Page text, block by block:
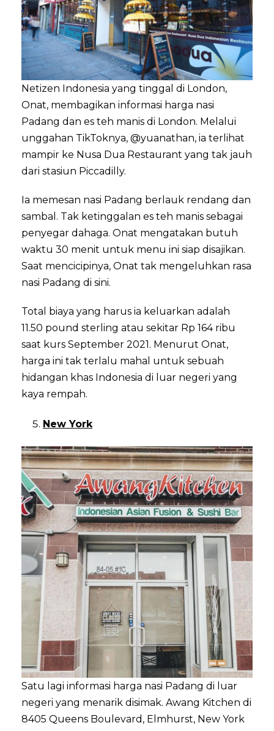
Netizen Indonesia yang tinggal di London,
Onat, membagikan informasi harga nasi
Padang dan es teh manis di London. Melalui
unggahan TikToknya, @yuanathan, ia terlihat
mampir ke Nusa Dua Restaurant yang tak jauh
dari stasiun Piccadilly.
Ia memesan nasi Padang berlauk rendang dan
sambal. Tak ketinggalan es teh manis sebagai
penyegar dahaga. Onat mengatakan butuh
waktu 30 menit untuk menu ini siap disajikan.
Saat mencicipinya, Onat tak mengeluhkan rasa
nasi Padang di sini.
Total biaya yang harus ia keluarkan adalah
11.50 pound sterling atau sekitar Rp 164 ribu
saat kurs September 2021. Menurut Onat,
harga ini tak terlalu mahal untuk sebuah
hidangan khas Indonesia di luar negeri yang
kaya rempah.
New York
Satu lagi informasi harga nasi Padang di luar
negeri yang menarik disimak. Awang Kitchen di
8405 Queens Boulevard, Elmhurst, New York